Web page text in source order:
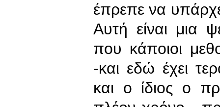
έπρεπε να
Αυτή είναι μια
που κάποιοι
-και εδώ έχει
και ο ίδιος ο